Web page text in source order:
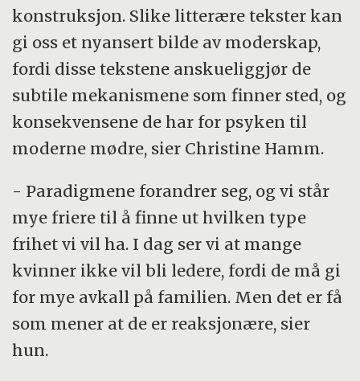
konstruksjon. Slike litterære tekster kan
gi oss et nyansert bilde av moderskap,
fordi disse tekstene anskueliggjør de
subtile mekanismene som finner sted, og
konsekvensene de har for psyken til
moderne mødre, sier Christine Hamm.
- Paradigmene forandrer seg, og vi står
mye friere til å finne ut hvilken type
frihet vi vil ha. I dag ser vi at mange
kvinner ikke vil bli ledere, fordi de må gi
for mye avkall på familien. Men det er få
som mener at de er reaksjonære, sier
hun.